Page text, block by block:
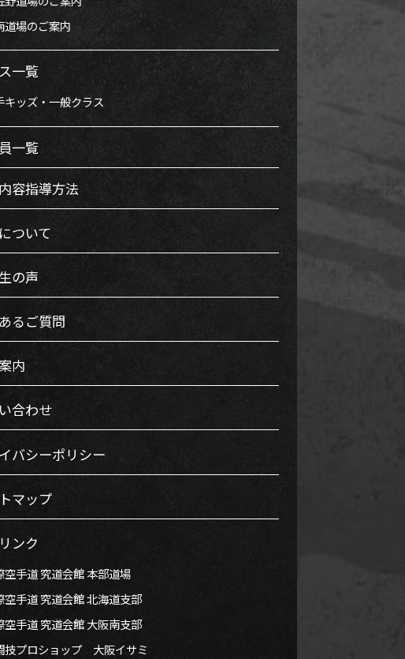
場のご案内
一覧
ッズ・一般クラス
一覧
容指導方法
ついて
の声
るご質問
内
合わせ
バシーポリシー
マップ
ンク
手道 究道会館 本部道場
手道 究道会館 北海道支部
手道 究道会館 大阪南支部
技プロショップ 大阪イサミ